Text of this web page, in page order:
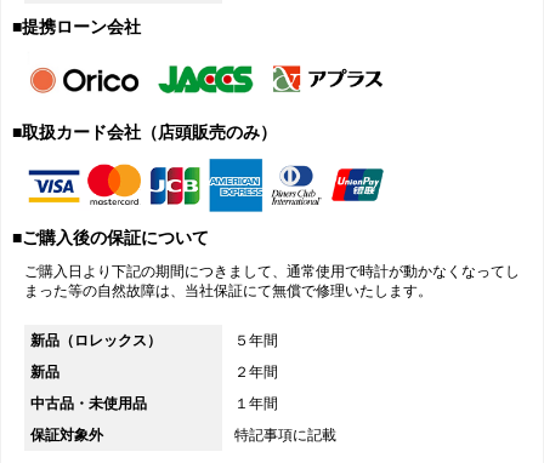
■提携ローン会社
■取扱カード会社（店頭販売のみ）
■ご購入後の保証について
ご購入日より下記の期間につきまして、通常使用で時計が動かなくなってし
まった等の自然故障は、当社保証にて無償で修理いたします。
新品（ロレックス）
５年間
新品
２年間
中古品・未使用品
１年間
保証対象外
特記事項に記載